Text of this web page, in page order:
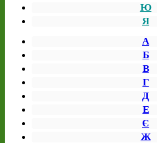
Ю
Я
А
Б
В
Г
Д
Е
Є
Ж